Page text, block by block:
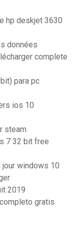
hp deskjet 3630
données
complete
para pc
ios 10
steam
7 32 bit free
windows 10
2019
gratis